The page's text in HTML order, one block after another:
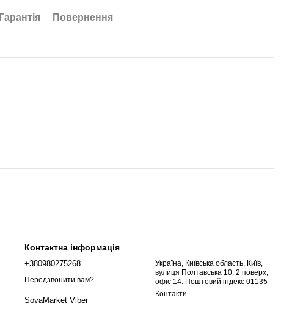
Гарантія Повернення
Контактна інформація
+380980275268
Передзвонити вам?
SovaMarket Viber
Україна, Київська область, Київ,
вулиця Полтавська 10, 2 поверх,
офіс 14. Поштовий індекс 01135
Контакти